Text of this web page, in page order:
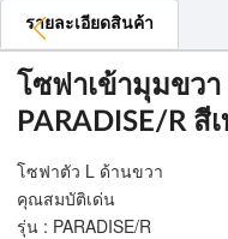
รายละเอียดสินค้า
โซฟาเข้ามุมขวา
PARADISE/R สี
โซฟาตัว L ด้านขวา
คุณสมบัติเด่น
รุ่น : PARADISE/R